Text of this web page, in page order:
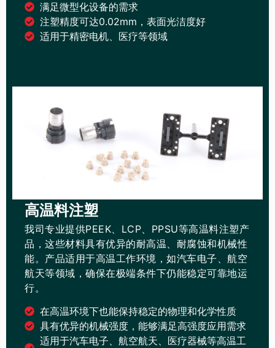
满足微型化设备的需求
注塑精度可达0.02mm，表面光洁度好
适用于精密电机、医疗等领域
高温料注塑
我司专业提供PEEK、LCP、PPSU等高温料注塑产
品，这些材料具有优异的耐高温、耐腐蚀和机械性
能。产品适用于高温工作环境，如汽车电子、航空
航天等领域，确保在极端条件下仍能稳定可靠地运
行。
在高温环境下也能保持稳定的物理和化学性质
具有优异的机械强度，能够满足高强度应用需求
适用于汽车电子、航空航天、医疗器械等高温工